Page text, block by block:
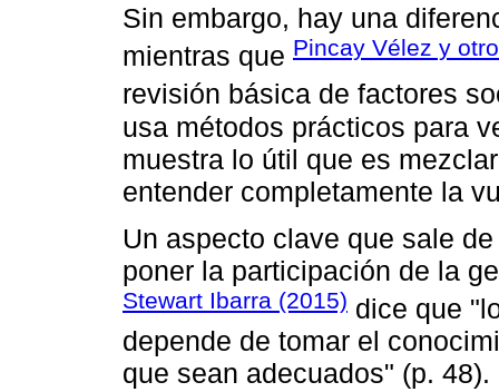
Sin embargo, hay una
mientras que Pincay Vélez y
revisión͏ básica de factores
usa͏ métodos prácticos para
muestra lo útil que es͏
entender͏ completamente la
Un aspecto clave que sale
poner la participación de la
Stewart Ibarra (2015) dice que
depende de tomar el
que sean adecuados" (p.